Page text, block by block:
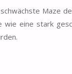
Maze
eine stark